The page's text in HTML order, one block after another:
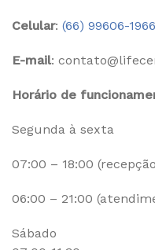
Celular: (66) 99606-1966
E-mail:
Horário de
Segunda à sexta
07:00 – 18:00
06:00 – 21:00
Sábado